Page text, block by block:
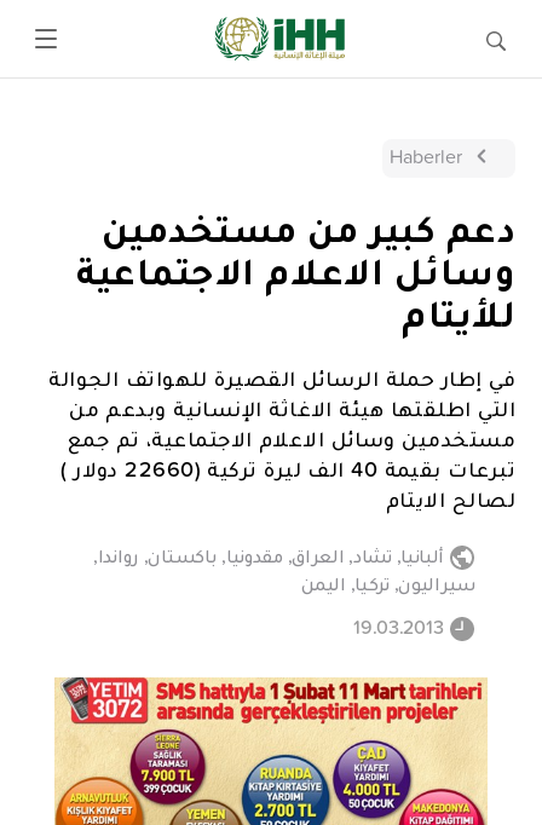
Haberler
دعم كبير من مستخدمين
وسائل الاعلام الاجتماعية
للأيتام
في إطار حملة الرسائل القصيرة للهواتف الجوالة
التي اطلقتها هيئة الاغاثة الإنسانية وبدعم من
مستخدمين وسائل الاعلام الاجتماعية، تم جمع
تبرعات بقيمة 40 الف ليرة تركية (22660 دولار )
لصالح الايتام
ألبانيا, تشاد, العراق, مقدونيا, باكستان, رواندا,
سيراليون, تركيا, اليمن
19.03.2013